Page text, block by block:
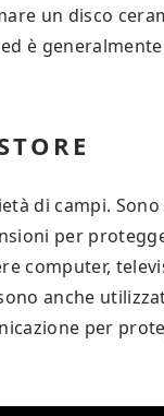
un disco
è
di campi.
per
computer,
anche
per